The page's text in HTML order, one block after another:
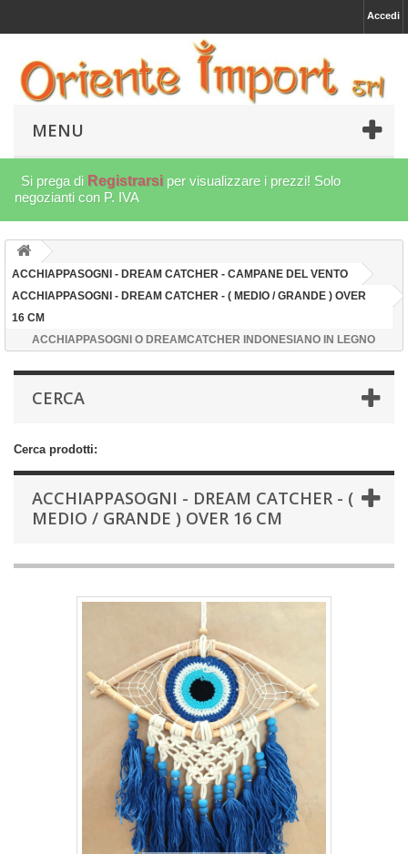
Accedi
MENU
Si prega di Registrarsi per visualizzare i prezzi! Solo
negozianti con P. IVA
ACCHIAPPASOGNI - DREAM CATCHER - CAMPANE DEL VENTO
ACCHIAPPASOGNI - DREAM CATCHER - ( MEDIO / GRANDE ) OVER
16 CM
ACCHIAPPASOGNI O DREAMCATCHER INDONESIANO IN LEGNO
CERCA
Cerca prodotti:
ACCHIAPPASOGNI - DREAM CATCHER - (
MEDIO / GRANDE ) OVER 16 CM